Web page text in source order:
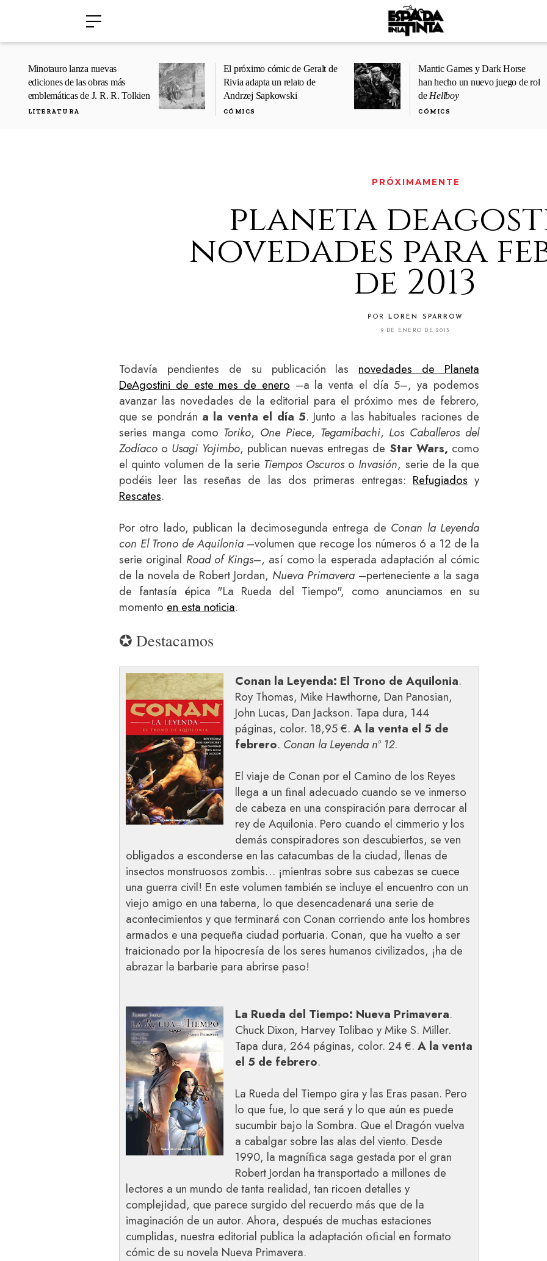
Minotauro lanza nuevas
ediciones de las obras más
emblemáticas de J. R. R. Tolkien
LITERATURA
El próximo cómic de Geralt de
Rivia adapta un relato de
Andrzej Sapkowski
CÓMICS
Mantic Games y Dark Horse
han hecho un nuevo juego de rol
de Hellboy
CÓMICS
PRÓXIMAMENTE
planeta
novedades para
de 2013
POR LOREN SPARROW
9 DE ENERO DE 2013
Todavía pendientes de su publicación las novedades de Planeta
DeAgostini de este mes de enero –a la venta el día 5–, ya podemos
avanzar las novedades de la editorial para el próximo mes de febrero,
que se pondrán a la venta el día 5. Junto a las habituales raciones de
series manga como Toriko, One Piece, Tegamibachi, Los Caballeros del
Zodíaco o Usagi Yojimbo, publican nuevas entregas de Star Wars, como
el quinto volumen de la serie Tiempos Oscuros o Invasión, serie de la que
podéis leer las reseñas de las dos primeras entregas: Refugiados y
Rescates.
Por otro lado, publican la decimosegunda entrega de Conan la Leyenda
con El Trono de Aquilonia–volumen que recoge los números 6 a 12 de la
serie original Road of Kings–, así como la esperada adaptación al cómic
de la novela de Robert Jordan, Nueva Primavera –perteneciente a la saga
de fantasía épica "La Rueda del Tiempo", como anunciamos en su
momento en esta noticia.
✪ Destacamos
Conan la Leyenda: El Trono de Aquilonia.
Roy Thomas, Mike Hawthorne, Dan Panosian,
John Lucas, Dan Jackson. Tapa dura, 144
páginas, color. 18,95 €. A la venta el 5 de
febrero. Conan la Leyenda nº 12.
El viaje de Conan por el Camino de los Reyes
llega a un ﬁnal adecuado cuando se ve inmerso
de cabeza en una conspiración para derrocar al
rey de Aquilonia. Pero cuando el cimmerio y los
demás conspiradores son descubiertos, se ven
obligados a esconderse en las catacumbas de la ciudad, llenas de
insectos monstruosos zombis… ¡mientras sobre sus cabezas se cuece
una guerra civil! En este volumen también se incluye el encuentro con un
viejo amigo en una taberna, lo que desencadenará una serie de
acontecimientos y que terminará con Conan corriendo ante los hombres
armados e una pequeña ciudad portuaria. Conan, que ha vuelto a ser
traicionado por la hipocresía de los seres humanos civilizados, ¡ha de
abrazar la barbarie para abrirse paso!
La Rueda del Tiempo: Nueva Primavera.
Chuck Dixon, Harvey Tolibao y Mike S. Miller.
Tapa dura, 264 páginas, color. 24 €. A la venta
el 5 de febrero.
La Rueda del Tiempo gira y las Eras pasan. Pero
lo que fue, lo que será y lo que aún es puede
sucumbir bajo la Sombra. Que el Dragón vuelva
a cabalgar sobre las alas del viento. Desde
1990, la magníﬁca saga gestada por el gran
Robert Jordan ha transportado a millones de
lectores a un mundo de tanta realidad, tan ricoen detalles y
complejidad, que parece surgido del recuerdo más que de la
imaginación de un autor. Ahora, después de muchas estaciones
cumplidas, nuestra editorial publica la adaptación oﬁcial en formato
cómic de su novela Nueva Primavera.
›